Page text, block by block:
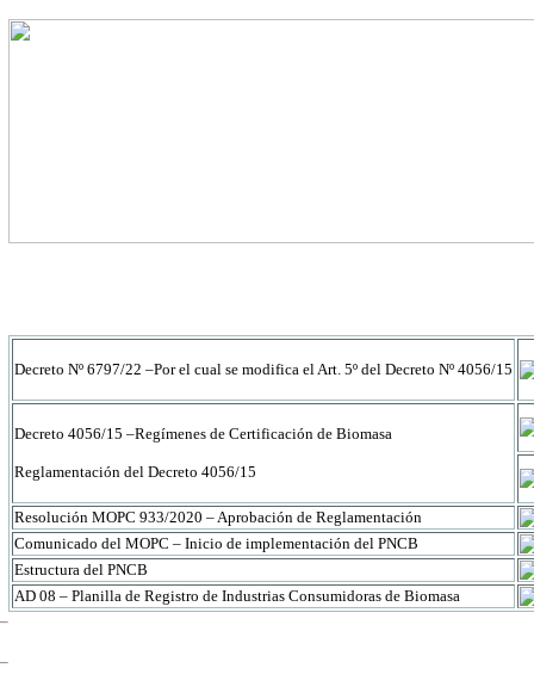
Decreto Nº 6797/22 –Por el cual se modifica el Art. 5º del Decreto Nº 4056/15
Decreto 4056/15 –Regímenes de Certificación de Biomasa
Reglamentación del Decreto 4056/15
Resolución MOPC 933/2020 – Aprobación de Reglamentación
Comunicado del MOPC – Inicio de implementación del PNCB
Estructura del PNCB
AD 08 – Planilla de Registro de Industrias Consumidoras de Biomasa